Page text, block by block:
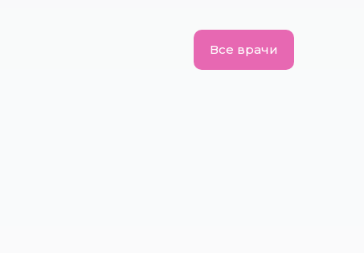
Все врачи